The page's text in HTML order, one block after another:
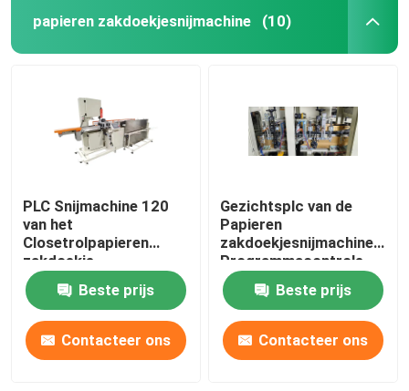
papieren zakdoekjesnijmachine (10)
PLC Snijmachine 120
van het
Closetrolpapieren
zakdoekje
Besnoeiingen/Min
Beste prijs
Contacteer ons
Gezichtsplc van de
Papieren
zakdoekjesnijmachine
Programmacontrole
180cuts/Min
Beste prijs
Contacteer ons